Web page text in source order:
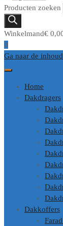
Producten zoeken
Winkelmand€
0
Ga naar de inhoud
Home
Dakdragers
Dakkoffers